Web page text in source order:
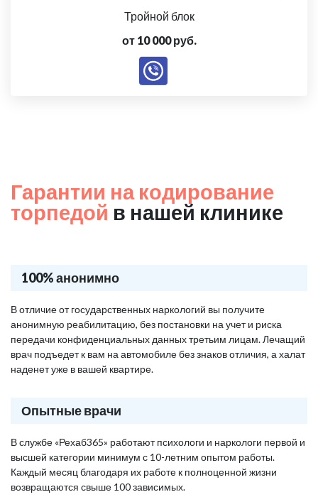
Тройной блок
от 10 000 руб.
Гарантии на кодирование
торпедой в нашей клинике
100% анонимно
В отличие от государственных наркологий вы получите
анонимную реабилитацию, без постановки на учет и риска
передачи конфиденциальных данных третьим лицам. Лечащий
врач подъедет к вам на автомобиле без знаков отличия, а халат
наденет уже в вашей квартире.
Опытные врачи
В службе «Рехаб365» работают психологи и наркологи первой и
высшей категории минимум с 10-летним опытом работы.
Каждый месяц благодаря их работе к полноценной жизни
возвращаются свыше 100 зависимых.